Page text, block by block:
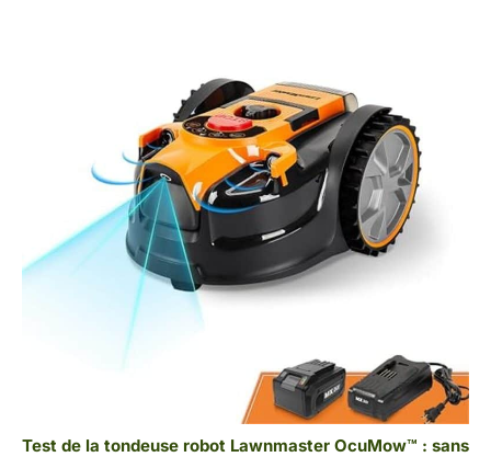
Test de la tondeuse robot Lawnmaster OcuMow™ : sans